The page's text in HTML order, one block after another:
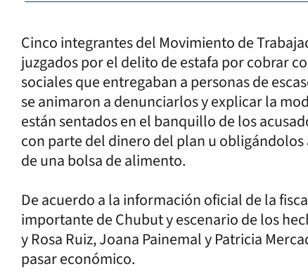
Cinco integrantes del Movimiento de
juzgados por el delito de estafa por cobrar
sociales que entregaban a personas de
se animaron a denunciarlos y explicar la
están sentados en el banquillo de los
con parte del dinero del plan u obligándolos
de una bolsa de alimento.
De acuerdo a la información oficial de la
importante de Chubut y escenario de los
y Rosa Ruiz, Joana Painemal y Patricia
pasar económico.